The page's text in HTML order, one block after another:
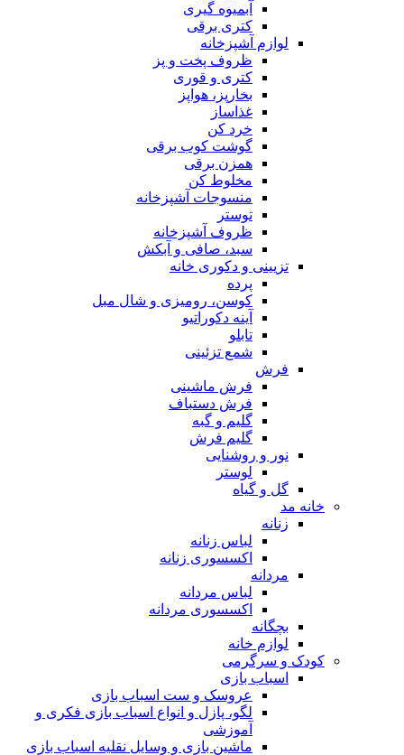
آبمیوه گیری
کتری برقی
لوازم آشپزخانه
ظروف پخت و پز
کتری و قوری
بخارپز، هواپز
غذاساز
خرد کن
گوشت کوب برقی
همزن برقی
مخلوط کن
منسوجات آشپزخانه
توستر
ظروف آشپزخانه
سبد، صافی و آبکش
تزیینی و دکوری خانه
پرده
کوسن، رومیزی و شال مبل
آینه دکوراتیو
تابلو
شمع تزئینی
فرش
فرش ماشینی
فرش دستباف
گلیم و گبه
گلیم فرش
نور و روشنایی
لوستر
گل و گیاه
خانه مد
زنانه
لباس زنانه
اکسسوری زنانه
مردانه
لباس مردانه
اکسسوری مردانه
بچگانه
لوازم خانه
کودک و سرگرمی
اسباب بازی
عروسک و ست اسباب بازی
لگو، پازل و انواع اسباب بازی فکری و
آموزشی
ماشین بازی و وسایل نقلیه اسباب بازی